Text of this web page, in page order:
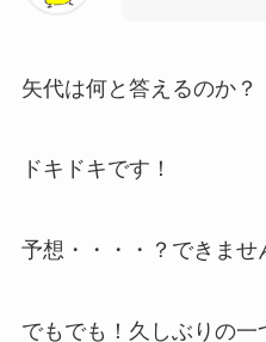
矢代は何と答えるのか？
ドキドキです！
予想・・・・？できませ
でもでも！久しぶりの